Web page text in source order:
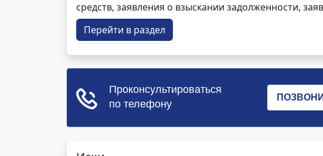
средств, заявления о взыскании задолженности,
Перейти в раздел